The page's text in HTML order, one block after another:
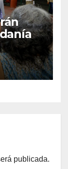
publicada.